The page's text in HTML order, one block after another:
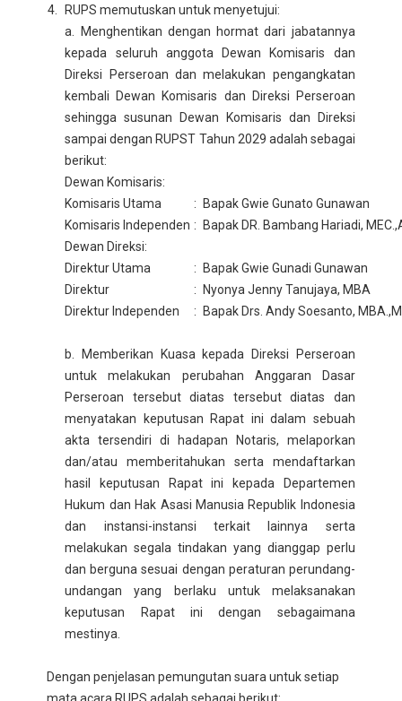
RUPS memutuskan untuk menyetujui:
a. Menghentikan dengan hormat dari jabatannya
kepada seluruh anggota Dewan Komisaris dan
Direksi Perseroan dan melakukan pengangkatan
kembali Dewan Komisaris dan Direksi Perseroan
sehingga susunan Dewan Komisaris dan Direksi
sampai dengan RUPST Tahun 2029 adalah sebagai
berikut:
Dewan Komisaris:
Komisaris Utama
:
Bapak Gwie Gunato Gunawan
Komisaris Independen :
Bapak DR. Bambang Hariadi,
Dewan Direksi:
Direktur Utama
:
Bapak Gwie Gunadi Gunawan
Direktur
:
Nyonya Jenny Tanujaya, MBA
Direktur Independen
: Bapak Drs. Andy Soesanto,
b. Memberikan Kuasa kepada Direksi Perseroan
untuk melakukan perubahan Anggaran Dasar
Perseroan tersebut diatas tersebut diatas dan
menyatakan keputusan Rapat ini dalam sebuah
akta tersendiri di hadapan Notaris, melaporkan
dan/atau memberitahukan serta mendaftarkan
hasil keputusan Rapat ini kepada Departemen
Hukum dan Hak Asasi Manusia Republik Indonesia
dan instansi-instansi terkait lainnya serta
melakukan segala tindakan yang dianggap perlu
dan berguna sesuai dengan peraturan perundang-
undangan yang berlaku untuk melaksanakan
keputusan Rapat ini dengan sebagaimana
mestinya.
Dengan penjelasan pemungutan suara untuk setiap